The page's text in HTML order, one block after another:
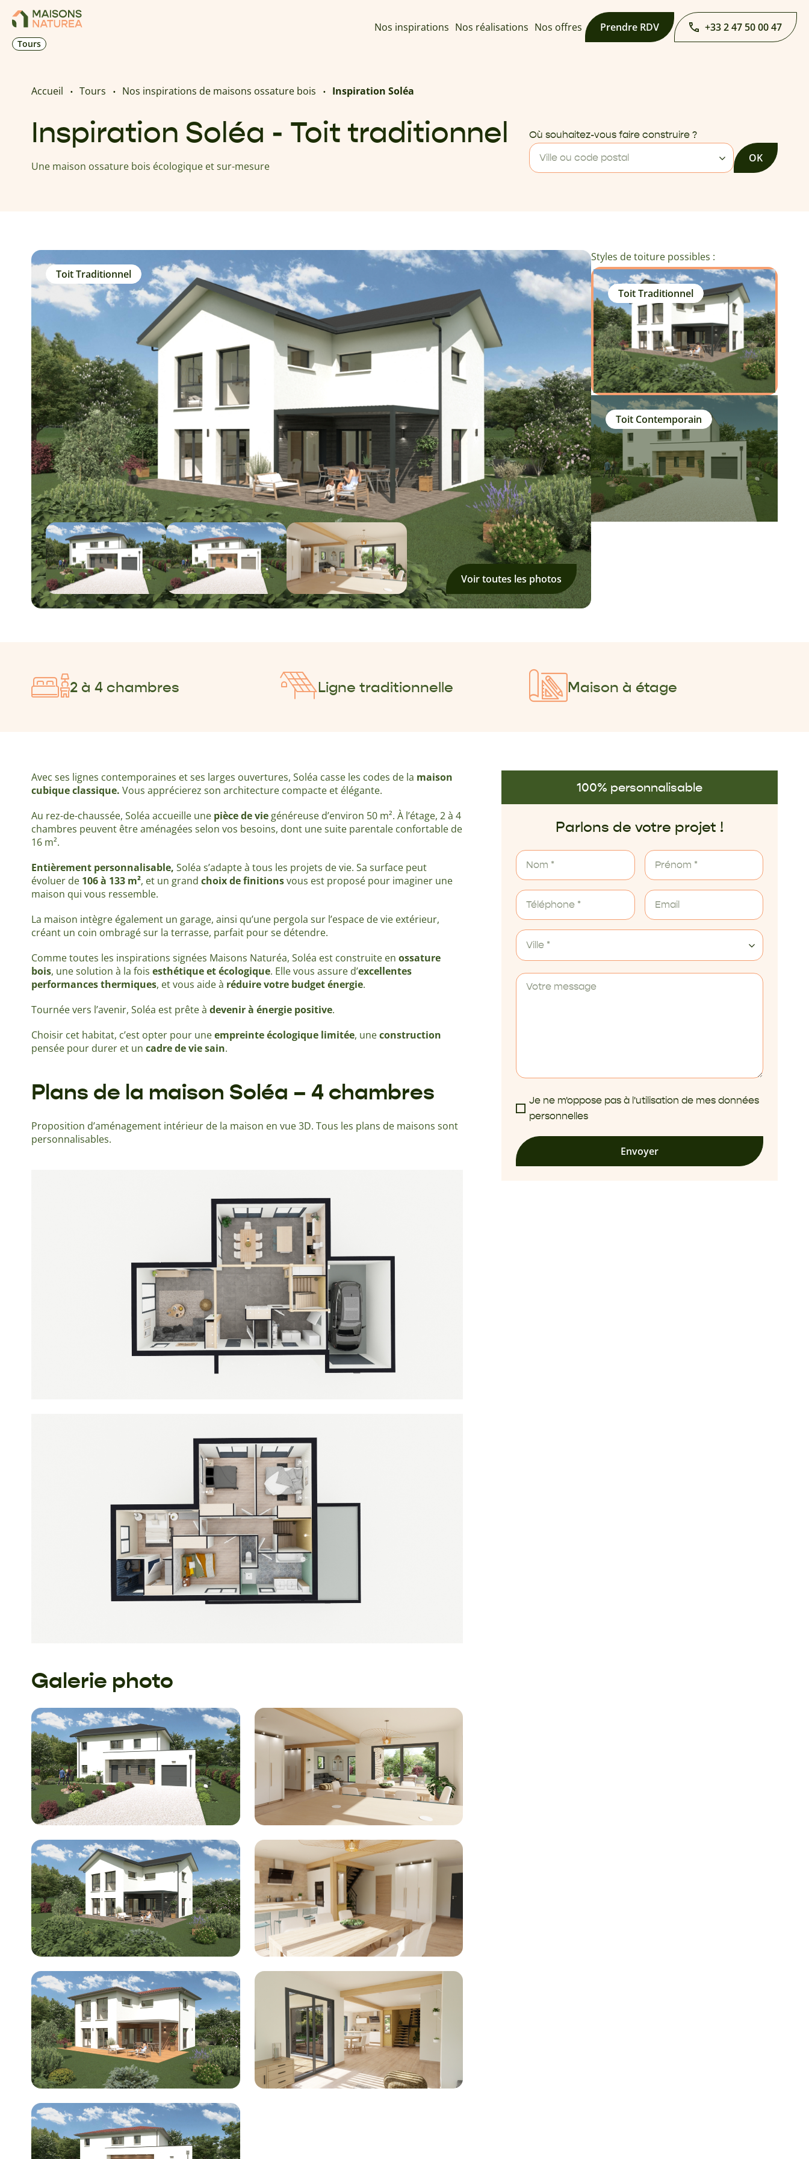
Tours
Nos inspirations Nos réalisations Nos offres Prendre RDV +33 2 47 50 00 47
Accueil Tours Nos inspirations de maisons ossature bois Inspiration Soléa
Inspiration Soléa - Toit traditionnel
Une maison ossature bois écologique et sur-mesure
Où souhaitez-vous faire construire ?
Ville ou code postal
OK
Toit Traditionnel
Voir toutes les photos
Styles de toiture possibles :
Toit Traditionnel
Toit Contemporain
2 à 4 chambres Ligne traditionnelle Maison à étage
Avec ses lignes contemporaines et ses larges ouvertures, Soléa casse les codes de la maison
cubique classique. Vous apprécierez son architecture compacte et élégante.
Au rez-de-chaussée, Soléa accueille une pièce de viegénéreuse d’environ 50 m². À l’étage, 2 à 4
chambres peuvent être aménagées selon vos besoins, dont une suite parentale confortable de
16 m².
Entièrement personnalisable, Soléa s’adapte à tous les projets de vie. Sa surface peut
évoluer de 106 à 133 m², et un grand choix de finitionsvous est proposé pour imaginer une
maison qui vous ressemble.
La maison intègre également un garage, ainsi qu’une pergola sur l’espace de vie extérieur,
créant un coin ombragé sur la terrasse, parfait pour se détendre.
Comme toutes les inspirations signées Maisons Naturéa, Soléa est construite en ossature
bois, une solution à la fois esthétique et écologique. Elle vous assure d’excellentes
performances thermiques, et vous aide à réduire votre budget énergie.
Tournée vers l’avenir, Soléa est prête à devenir à énergie positive.
Choisir cet habitat, c’est opter pour uneempreinte écologique limitée, uneconstruction
pensée pour durer et un cadre de vie sain.
Plans de la maison Soléa – 4 chambres
Proposition d’aménagement intérieur de la maison en vue 3D. Tous les plans de maisons sont
personnalisables.
Galerie photo
100% personnalisable
Parlons de votre projet !
Ville *
Je ne m'oppose pas à l'utilisation de mes données
personnelles
Envoyer